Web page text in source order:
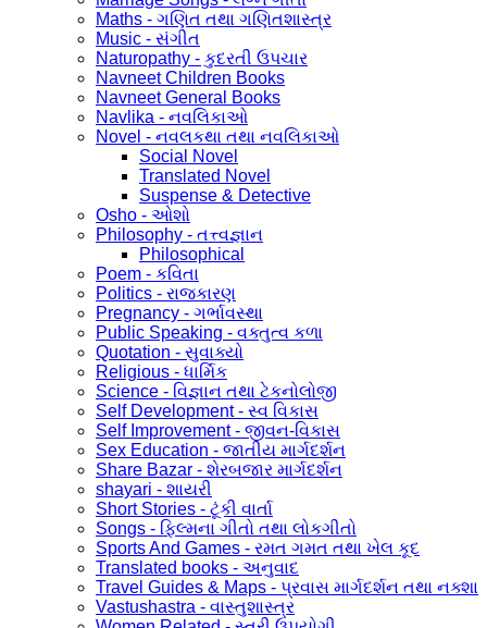
Maths - ગણિત તથા ગણિતશાસ્ત્ર
Music - સંગીત
Naturopathy - કુદરતી ઉપચાર
Navneet Children Books
Navneet General Books
Navlika - નવલિકાઓ
Novel - નવલકથા તથા નવલિકાઓ
Social Novel
Translated Novel
Suspense & Detective
Osho - ઓશો
Philosophy - તત્ત્વજ્ઞાન
Philosophical
Poem - કવિતા
Politics - રાજકારણ
Pregnancy - ગર્ભાવસ્થા
Public Speaking - વક્તુત્વ કળા
Quotation - સુવાક્યો
Religious - ધાર્મિક
Science - વિજ્ઞાન તથા ટેકનોલોજી
Self Development - સ્વ વિકાસ
Self Improvement - જીવન-વિકાસ
Sex Education - જાતીય માર્ગદર્શન
Share Bazar - શેરબજાર માર્ગદર્શન
shayari - શાયરી
Short Stories - ટૂંકી વાર્તા
Songs - ફિલ્મના ગીતો તથા લોકગીતો
Sports And Games - રમત ગમત તથા ખેલ કૂદ
Translated books - અનુવાદ
Travel Guides & Maps - પ્રવાસ માર્ગદર્શન તથા નક્શા
Vastushastra - વાસ્તુશાસ્ત્ર